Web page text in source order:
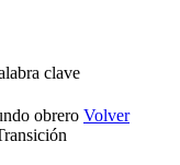
clave
obrero Volver